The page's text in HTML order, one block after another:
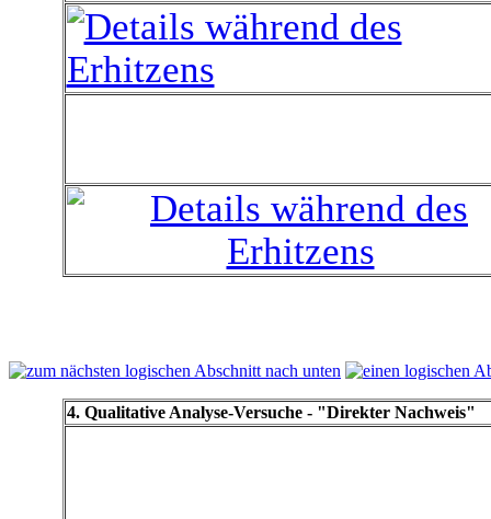
4. Qualitative Analyse-Versuche - "Direkter Nachweis"